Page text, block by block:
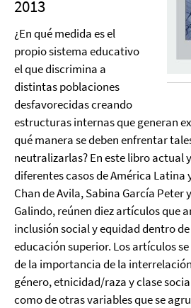
2013
¿En qué medida es el
propio sistema educativo
el que discrimina a
distintas poblaciones
desfavorecidas creando
estructuras internas que generan
qué manera se deben enfrentar
neutralizarlas? En este libro actual
diferentes casos de América Latina
Chan de Avila, Sabina García Peter
Galindo, reúnen diez artículos que
inclusión social y equidad dentro
educación superior. Los artículos
de la importancia de la
género, etnicidad/raza y clase
como de otras variables que se